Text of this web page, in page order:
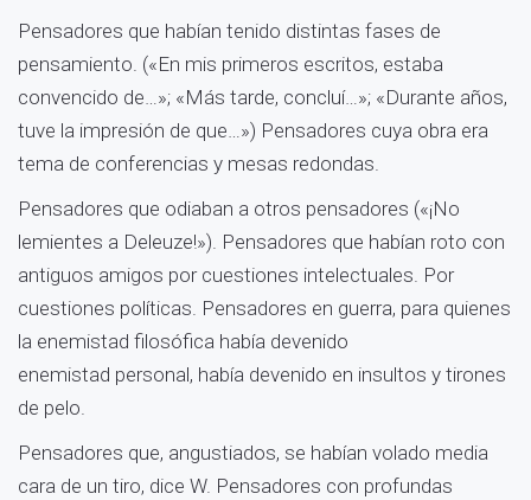
Pensadores que habían tenido distintas fases de
pensamiento. («En mis primeros escritos, estaba
convencido de…»; «Más tarde, concluí…»; «Durante años,
tuve la impresión de que…») Pensadores cuya obra era
tema de conferencias y mesas redondas.
Pensadores que odiaban a otros pensadores («¡No
lemientes a Deleuze!»). Pensadores que habían roto con
antiguos amigos por cuestiones intelectuales. Por
cuestiones políticas. Pensadores en guerra, para quienes
la enemistad filosófica había devenido
enemistad personal, había devenido en insultos y tirones
de pelo.
Pensadores que, angustiados, se habían volado media
cara de un tiro, dice W. Pensadores con profundas